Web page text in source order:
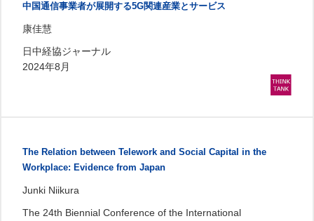
中国通信事業者が展開する5G関連産業とサービス
康佳慧
日中経協ジャーナル
2024年8月
The Relation between Telework and Social Capital in the
Workplace: Evidence from Japan
Junki Niikura
The 24th Biennial Conference of the International